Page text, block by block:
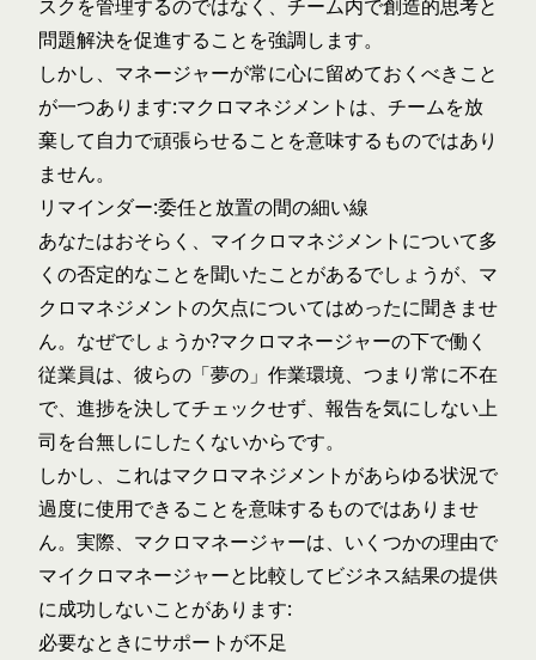
スクを管理するのではなく、チーム内で創造的思考と
問題解決を促進することを強調します。
しかし、マネージャーが常に心に留めておくべきこと
が一つあります:マクロマネジメントは、チームを放
棄して自力で頑張らせることを意味するものではあり
ません。
リマインダー:委任と放置の間の細い線
あなたはおそらく、マイクロマネジメントについて多
くの否定的なことを聞いたことがあるでしょうが、マ
クロマネジメントの欠点についてはめったに聞きませ
ん。なぜでしょうか?マクロマネージャーの下で働く
従業員は、彼らの「夢の」作業環境、つまり常に不在
で、進捗を決してチェックせず、報告を気にしない上
司を台無しにしたくないからです。
しかし、これはマクロマネジメントがあらゆる状況で
過度に使用できることを意味するものではありませ
ん。実際、マクロマネージャーは、いくつかの理由で
マイクロマネージャーと比較してビジネス結果の提供
に成功しないことがあります:
必要なときにサポートが不足